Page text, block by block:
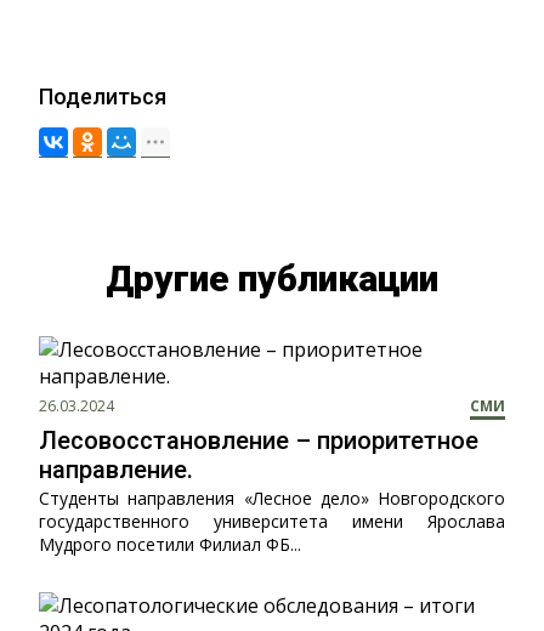
Поделиться
Другие публикации
26.03.2024 СМИ
Лесовосстановление – приоритетное
направление.
Студенты направления «Лесное дело» Новгородского
государственного университета имени Ярослава
Мудрого посетили Филиал ФБ...